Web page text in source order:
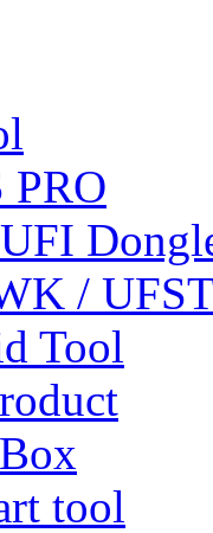
PRO
/
Tool
tool